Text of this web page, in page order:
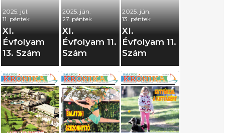
2025. júl.
11. péntek
XI.
Évfolyam
13. Szám
2025. jún.
27. péntek
XI.
Évfolyam 11.
Szám
2025. jún.
13. péntek
XI.
Évfolyam 11.
Szám